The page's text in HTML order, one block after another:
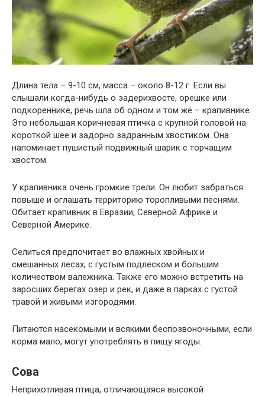
Длина тела – 9-10 см, масса – около 8-12 г. Если вы
слышали когда-нибудь о задерихвосте, орешке или
подкореннике, речь шла об одном и том же – крапивнике.
Это небольшая коричневая птичка с крупной головой на
короткой шее и задорно задранным хвостиком. Она
напоминает пушистый подвижный шарик с торчащим
хвостом.
У крапивника очень громкие трели. Он любит забраться
повыше и оглашать территорию торопливыми песнями.
Обитает крапивник в Евразии, Северной Африке и
Северной Америке.
Селиться предпочитает во влажных хвойных и
смешанных лесах, с густым подлеском и большим
количеством валежника. Также его можно встретить на
заросших берегах озер и рек, и даже в парках с густой
травой и живыми изгородями.
Питаются насекомыми и всякими беспозвоночными, если
корма мало, могут употреблять в пищу ягоды.
Сова
Неприхотливая птица, отличающаяся высокой